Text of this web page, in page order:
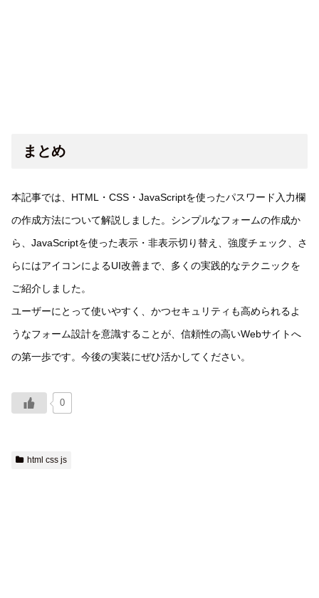
まとめ
本記事では、HTML・CSS・JavaScriptを使ったパスワード入力欄
の作成方法について解説しました。シンプルなフォームの作成か
ら、JavaScriptを使った表示・非表示切り替え、強度チェック、さ
らにはアイコンによるUI改善まで、多くの実践的なテクニックを
ご紹介しました。
ユーザーにとって使いやすく、かつセキュリティも高められるよ
うなフォーム設計を意識することが、信頼性の高いWebサイトへ
の第一歩です。今後の実装にぜひ活かしてください。
0
html css js